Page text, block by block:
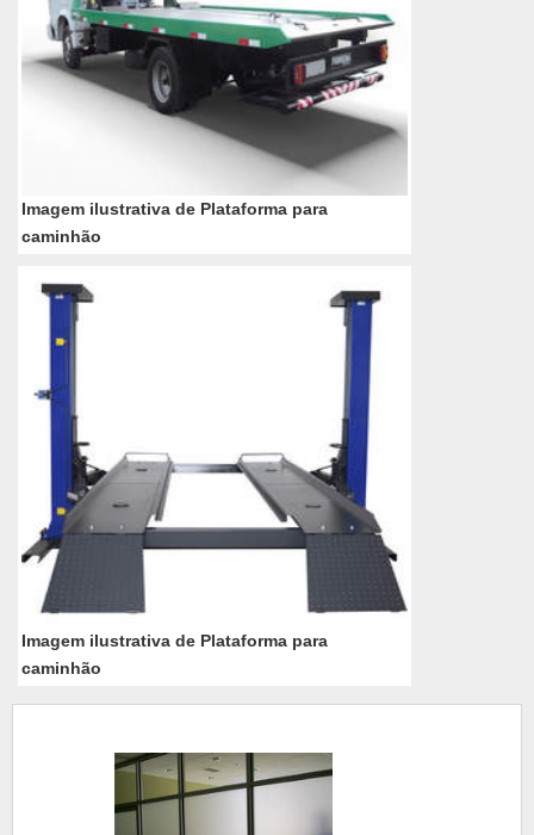
Imagem ilustrativa de Plataforma para
caminhão
Imagem ilustrativa de Plataforma para
caminhão